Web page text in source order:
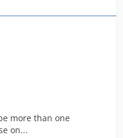
more than one
on...